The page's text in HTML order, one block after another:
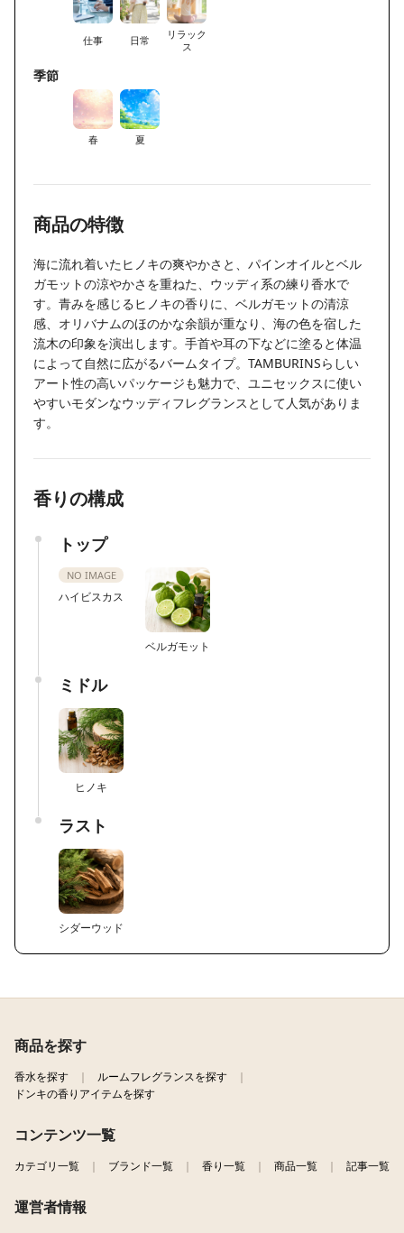
仕事 日常
リラック
ス
季節
春 夏
商品の特徴
海に流れ着いたヒノキの爽やかさと、パインオイルとベル
ガモットの涼やかさを重ねた、ウッディ系の練り香水で
す。青みを感じるヒノキの香りに、ベルガモットの清涼
感、オリバナムのほのかな余韻が重なり、海の色を宿した
流木の印象を演出します。手首や耳の下などに塗ると体温
によって自然に広がるバームタイプ。TAMBURINSらしい
アート性の高いパッケージも魅力で、ユニセックスに使い
やすいモダンなウッディフレグランスとして人気がありま
す。
香りの構成
トップ
NO IMAGE
ハイビスカス
ベルガモット
ミドル
ヒノキ
ラスト
シダーウッド
商品を探す
香水を探す
ルームフレグランスを探す
ドンキの香りアイテムを探す
コンテンツ一覧
カテゴリ一覧 ブランド一覧 香り一覧 商品一覧 記事一覧
運営者情報